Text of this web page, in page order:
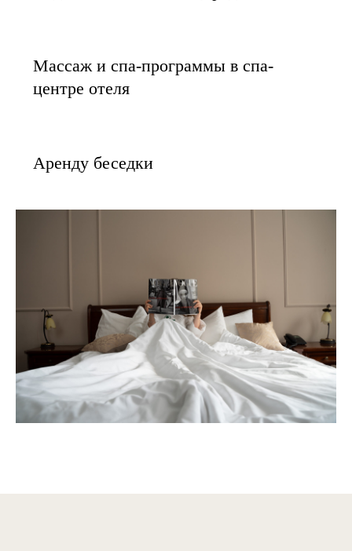
Массаж и спа-программы в спа-
центре отеля
Аренду беседки